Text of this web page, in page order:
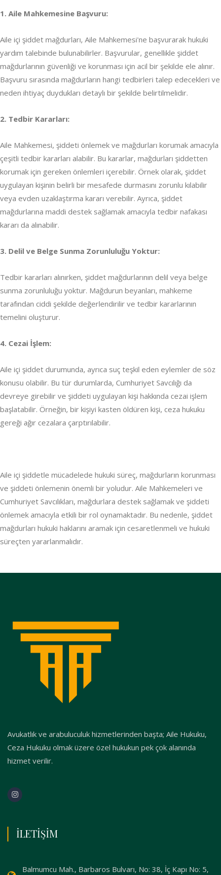
1. Aile Mahkemesine Başvuru:
Aile içi şiddet mağdurları, Aile Mahkemesi'ne başvurarak hukuki
yardım talebinde bulunabilirler. Başvurular, genellikle şiddet
mağdurlarının güvenliği ve korunması için acil bir şekilde ele alınır.
Başvuru sırasında mağdurların hangi tedbirleri talep edecekleri ve
neden ihtiyaç duydukları detaylı bir şekilde belirtilmelidir.
2. Tedbir Kararları:
Aile Mahkemesi, şiddeti önlemek ve mağdurları korumak amacıyla
çeşitli tedbir kararları alabilir. Bu kararlar, mağdurları şiddetten
korumak için gereken önlemleri içerebilir. Örnek olarak, şiddet
uygulayan kişinin belirli bir mesafede durmasını zorunlu kılabilir
veya evden uzaklaştırma kararı verebilir. Ayrıca, şiddet
mağdurlarına maddi destek sağlamak amacıyla tedbir nafakası
kararı da alınabilir.
3. Delil ve Belge Sunma Zorunluluğu Yoktur:
Tedbir kararları alınırken, şiddet mağdurlarının delil veya belge
sunma zorunluluğu yoktur. Mağdurun beyanları, mahkeme
tarafından ciddi şekilde değerlendirilir ve tedbir kararlarının
temelini oluşturur.
4. Cezai İşlem:
Aile içi şiddet durumunda, ayrıca suç teşkil eden eylemler de söz
konusu olabilir. Bu tür durumlarda, Cumhuriyet Savcılığı da
devreye girebilir ve şiddeti uygulayan kişi hakkında cezai işlem
başlatabilir. Örneğin, bir kişiyi kasten öldüren kişi, ceza hukuku
gereği ağır cezalara çarptırılabilir.
Aile içi şiddetle mücadelede hukuki süreç, mağdurların korunması
ve şiddeti önlemenin önemli bir yoludur. Aile Mahkemeleri ve
Cumhuriyet Savcılıkları, mağdurlara destek sağlamak ve şiddeti
önlemek amacıyla etkili bir rol oynamaktadır. Bu nedenle, şiddet
mağdurları hukuki haklarını aramak için cesaretlenmeli ve hukuki
süreçten yararlanmalıdır.
Avukatlık ve arabuluculuk hizmetlerinden başta; Aile Hukuku,
Ceza Hukuku olmak üzere özel hukukun pek çok alanında
hizmet verilir.
İLETİŞİM
Balmumcu Mah., Barbaros Bulvarı, No: 38, İç Kapı No: 5,